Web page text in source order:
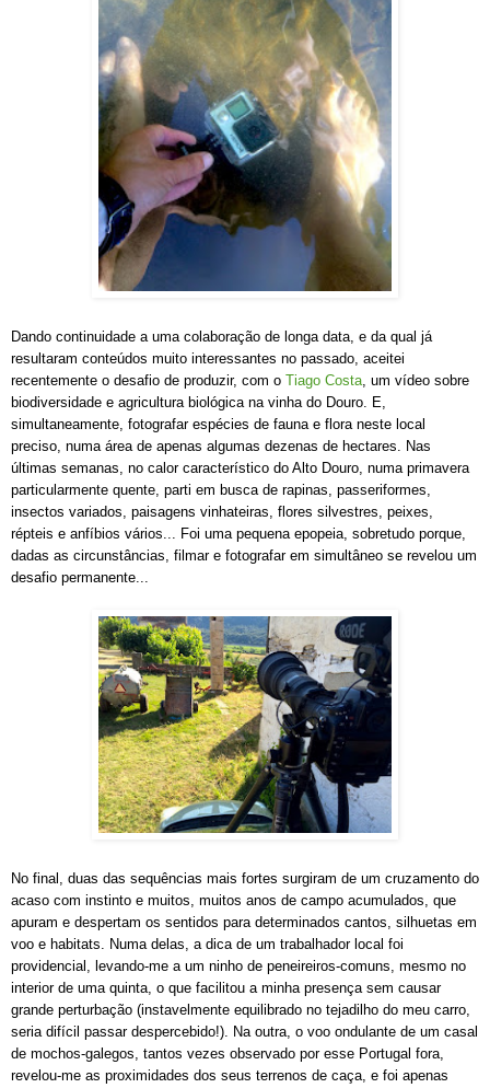
Dando continuidade a uma colaboração de longa data, e da qual já
resultaram conteúdos muito interessantes no passado, aceitei
recentemente o desafio de produzir, com o Tiago Costa, um vídeo sobre
biodiversidade e agricultura biológica na vinha do Douro. E,
simultaneamente, fotografar espécies de fauna e flora neste local
preciso, numa área de apenas algumas dezenas de hectares. Nas
últimas semanas, no calor característico do Alto Douro, numa primavera
particularmente quente, parti em busca de rapinas, passeriformes,
insectos variados, paisagens vinhateiras, flores silvestres, peixes,
répteis e anfíbios vários... Foi uma pequena epopeia, sobretudo porque,
dadas as circunstâncias, filmar e fotografar em simultâneo se revelou um
desafio permanente...
No final, duas das sequências mais fortes surgiram de um cruzamento do
acaso com instinto e muitos, muitos anos de campo acumulados, que
apuram e despertam os sentidos para determinados cantos, silhuetas em
voo e habitats. Numa delas, a dica de um trabalhador local foi
providencial, levando-me a um ninho de peneireiros-comuns, mesmo no
interior de uma quinta, o que facilitou a minha presença sem causar
grande perturbação (instavelmente equilibrado no tejadilho do meu carro,
seria difícil passar despercebido!). Na outra, o voo ondulante de um casal
de mochos-galegos, tantos vezes observado por esse Portugal fora,
revelou-me as proximidades dos seus terrenos de caça, e foi apenas